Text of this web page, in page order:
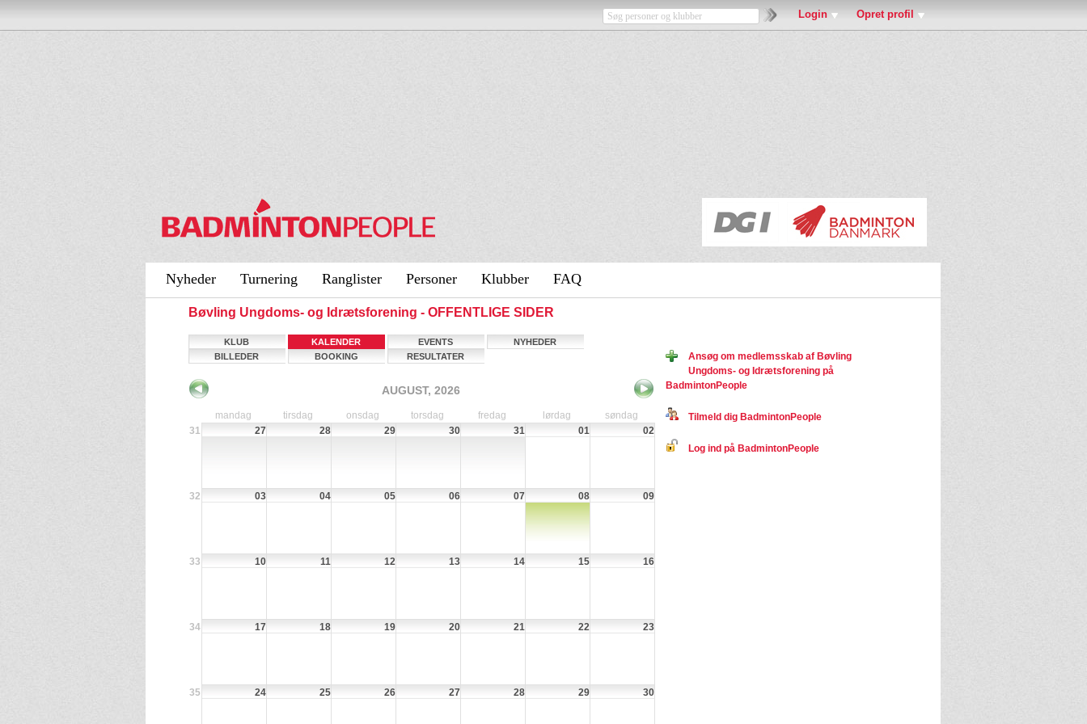
Login Opret profil
Nyheder Turnering Ranglister Personer Klubber FAQ
Bøvling Ungdoms- og Idrætsforening - OFFENTLIGE SIDER
KLUB KALENDER EVENTS
NYHEDER
BILLEDER
BOOKING RESULTATER
AUGUST, 2026
mandag tirsdag onsdag torsdag fredag lørdag
søndag
31
27 28 29 30 31 01 02
32 03 04 05 06 07 08 09
33 10 11 12 13 14 15 16
34 17 18 19 20 21 22 23
35 24 25 26 27 28 29 30
Ansøg om medlemsskab af Bøvling
Ungdoms- og Idrætsforening på
BadmintonPeople
Tilmeld dig BadmintonPeople
Log ind på BadmintonPeople